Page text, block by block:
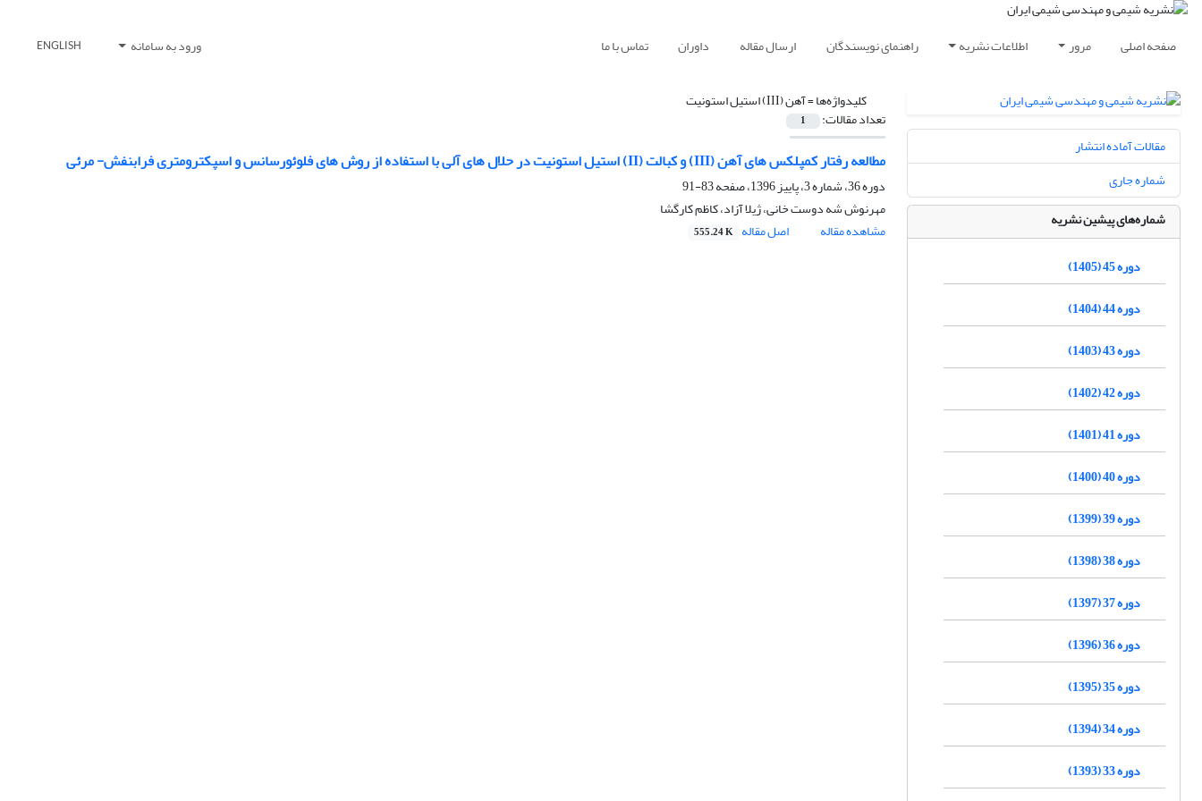
صفحه اصلی مرور اطلاعات نشریه راهنمای نویسندگان ارسال مقاله داوران تماس با ما ورود به سامانه ENGLISH
کلیدواژه‌ها =آهن (III) استیل استونیت
تعداد مقالات: 1
مطالعه رفتار کمپلکس های آهن (III) و کبالت (II) استیل استونیت در حلال های آلی با استفاده از روش های فلوئورسانس و اسپکترومتری فرابنفش- مرئی
دوره 36، شماره 3، پاییز 1396، صفحه
83-91
مهرنوش شه دوست خانی، ژیلا آزاد، کاظم کارگشا
مشاهده مقاله
اصل مقاله 555.24 K
مقالات آماده انتشار
شماره جاری
شماره‌های پیشین نشریه
دوره 45 (1405)
دوره 44 (1404)
دوره 43 (1403)
دوره 42 (1402)
دوره 41 (1401)
دوره 40 (1400)
دوره 39 (1399)
دوره 38 (1398)
دوره 37 (1397)
دوره 36 (1396)
دوره 35 (1395)
دوره 34 (1394)
دوره 33 (1393)